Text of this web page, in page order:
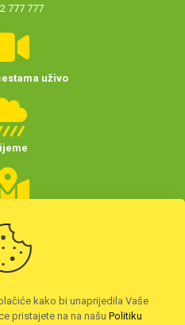
777 777
uživo
aplikaciju
kako bi unaprijedila Vaše
pristajete na na našu Politiku